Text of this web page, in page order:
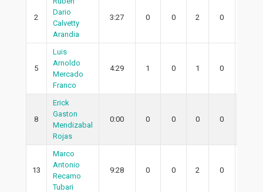
2
Dario
Calvetty
Arandia
3:27 0 0 2 0
5
Luis
Arnoldo
Mercado
Franco
4:29 1 0 1 0
8
Erick
Gaston
Mendizabal
Rojas
0:00 0 0 0 0
13
Marco
Antonio
Recamo
Tubari
9:28 0 0 2 0